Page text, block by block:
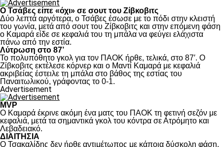
Ο Τσάβες είπε «όχι» σε σουτ του Ζίβκοβιτς
Δύο λεπτά αργότερα, ο Τσάβες έσωσε με το πόδι στην κλειστή
του γωνία, μετά από σουτ του Ζίβκοβιτς και στην επόμενη φάση
ο Καμαρά είδε σε κεφαλιά του τη μπάλα να φεύγει ελάχιστα
πάνω από την εστία.
Λύτρωση στο 87’
Το πολυπόθητο γκολ για τον ΠΑΟΚ ήρθε, τελικά, στο 87′. Ο
Ζίβκοβιτς εκτέλεσε κόρνερ και ο Μαντί Καμαρά με κεφαλιά
ακριβείας έστειλε τη μπάλα στο βάθος της εστίας του
Παναιτωλικού, γράφοντας το 0-1.
Advertisement
MVP
Ο Καμαρά έκρινε ακόμη ένα ματς του ΠΑΟΚ τη φετινή σεζόν με
κεφαλιά, μετά τα σημαντικά γκολ του κόντρα σε Ατρόμητο και
Λεβαδειακό.
ΔΙΑΙΤΗΣΙΑ
Ο Τσακαλίδης δεν ήρθε αντιμέτωπος με κάποια δύσκολη φάση.